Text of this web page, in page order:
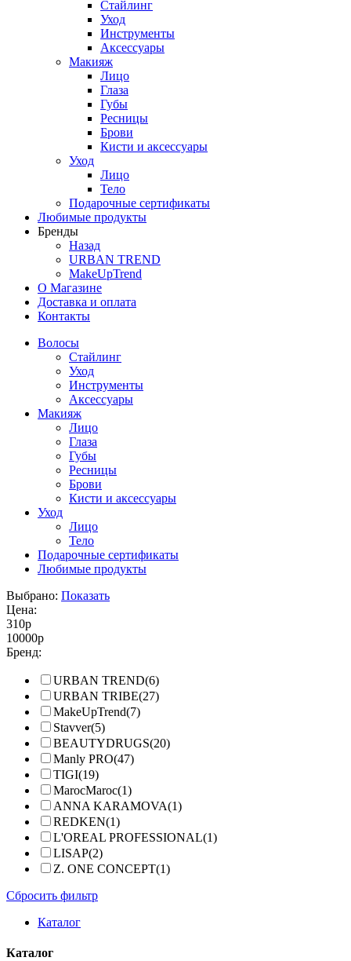
Стайлинг
Уход
Инструменты
Аксессуары
Макияж
Лицо
Глаза
Губы
Ресницы
Брови
Кисти и аксессуары
Уход
Лицо
Тело
Подарочные сертификаты
Любимые продукты
Бренды
Назад
URBAN TREND
MakeUpTrend
О Магазине
Доставка и оплата
Контакты
Волосы
Стайлинг
Уход
Инструменты
Аксессуары
Макияж
Лицо
Глаза
Губы
Ресницы
Брови
Кисти и аксессуары
Уход
Лицо
Тело
Подарочные сертификаты
Любимые продукты
Выбрано: Показать
Цена:
310р
10000р
Бренд:
URBAN TREND(6)
URBAN TRIBE(27)
MakeUpTrend(7)
Stavver(5)
BEAUTYDRUGS(20)
Manly PRO(47)
TIGI(19)
MarocMaroc(1)
ANNA KARAMOVA(1)
REDKEN(1)
L'OREAL PROFESSIONAL(1)
LISAP(2)
Z. ONE CONCEPT(1)
Сбросить фильтр
Каталог
Каталог